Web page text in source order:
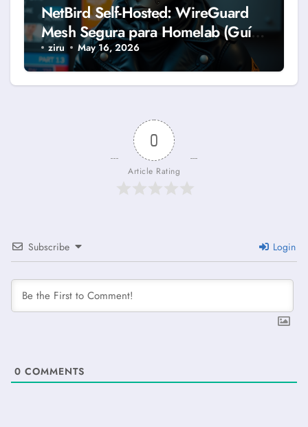
NetBird Self-Hosted: WireGuard
Mesh Segura para Homelab (Guía
2026)
ziru May 16, 2026
0
Article Rating
Subscribe Login
0 COMMENTS